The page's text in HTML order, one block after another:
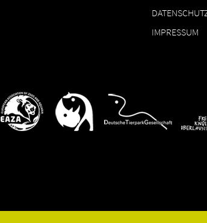
IMPRESSUM